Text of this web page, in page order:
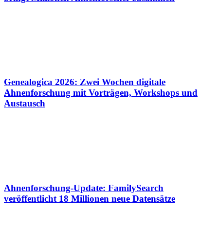
Genealogica 2026: Zwei Wochen digitale
Ahnenforschung mit Vorträgen, Workshops und
Austausch
Ahnenforschung-Update: FamilySearch
veröffentlicht 18 Millionen neue Datensätze